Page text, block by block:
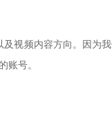
视频内容方向。因为
账号。